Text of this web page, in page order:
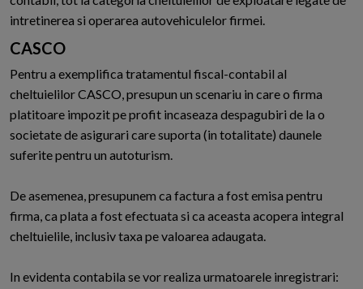
intretinerea si operarea autovehiculelor firmei.
CASCO
Pentru a exemplifica tratamentul fiscal-contabil al
cheltuielilor CASCO, presupun un scenariu in care o firma
platitoare impozit pe profit incaseaza despagubiri de la o
societate de asigurari care suporta (in totalitate) daunele
suferite pentru un autoturism.
De asemenea, presupunem ca factura a fost emisa pentru
firma, ca plata a fost efectuata si ca aceasta acopera integral
cheltuielile, inclusiv taxa pe valoarea adaugata.
In evidenta contabila se vor realiza urmatoarele inregistrari: